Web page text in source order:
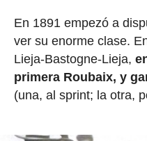
En 1891 empezó a
ver su enorme clase.
Lieja-Bastogne-Lieja,
primera Roubaix, y
(una, al sprint; la otra,